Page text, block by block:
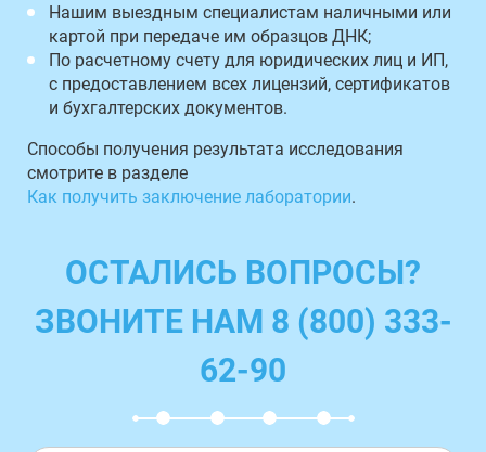
Нашим выездным специалистам наличными или
картой при передаче им образцов ДНК;
По расчетному счету для юридических лиц и ИП,
с предоставлением всех лицензий, сертификатов
и бухгалтерских документов.
Способы получения результата исследования
смотрите в разделе
Как получить заключение лаборатории.
ОСТАЛИСЬ ВОПРОСЫ?
ЗВОНИТЕ НАМ 8 (800) 333-
62-90